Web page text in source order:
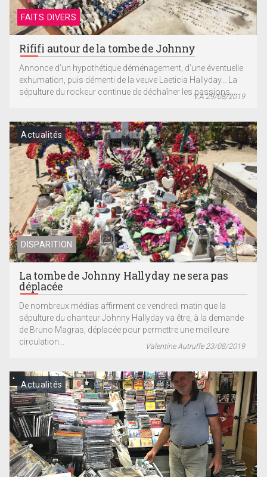
FAITS DIVERS
Rififi autour de la tombe de Johnny
Annonce d’un hypothétique déménagement, d’une éventuelle
exhumation, puis démenti de la veuve Laeticia Hallyday... La
sépulture du rockeur continue de déchaîner les passions,...
V.A 29/08/2019
DISPARITION
Actualités
La tombe de Johnny Hallyday ne sera pas
déplacée
De nombreux médias affirment ce vendredi matin que la
sépulture du chanteur Johnny Hallyday va être, à la demande
de Bruno Magras, déplacée pour permettre une meilleure
circulation...
Valentine Autruffe 23/08/2019
Actualités